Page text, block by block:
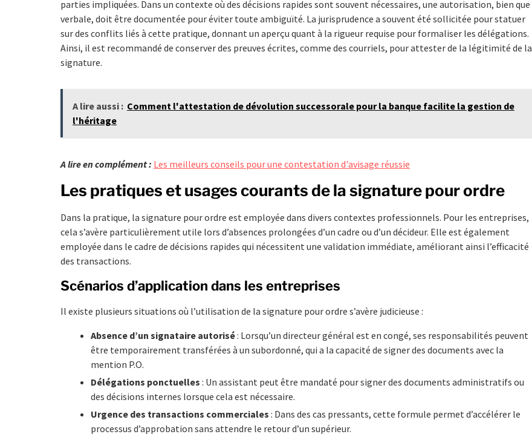
parties impliquées. Dans un contexte où des décisions rapides sont souvent nécessaires, une autorisation, bien que
verbale, doit être documentée pour éviter toute ambiguïté. La jurisprudence a souvent été sollicitée pour statuer
sur des conflits liés à cette pratique, donnant un aperçu quant à la rigueur requise pour formaliser les délégations.
Ainsi, il est recommandé de conserver des preuves écrites, comme des courriels, pour attester de la légitimité de la
signature.
A lire aussi : Comment l'attestation de dévolution successorale pour la banque facilite la gestion de
l'héritage
A lire en complément : Les meilleurs conseils pour une contestation d'avisage réussie
Les pratiques et usages courants de la signature pour ordre
Dans la pratique, la signature pour ordre est employée dans divers contextes professionnels. Pour les entreprises,
cela s’avère particulièrement utile lors d’absences prolongées d’un cadre ou d’un décideur. Elle est également
employée dans le cadre de décisions rapides qui nécessitent une validation immédiate, améliorant ainsi l’efficacité
des transactions.
Scénarios d’application dans les entreprises
Il existe plusieurs situations où l’utilisation de la signature pour ordre s’avère judicieuse :
Absence d’un signataire autorisé: Lorsqu’un directeur général est en congé, ses responsabilités peuvent
être temporairement transférées à un subordonné, qui a la capacité de signer des documents avec la
mention P.O.
Délégations ponctuelles : Un assistant peut être mandaté pour signer des documents administratifs ou
des décisions internes lorsque cela est nécessaire.
Urgence des transactions commerciales : Dans des cas pressants, cette formule permet d’accélérer le
processus d’approbation sans attendre le retour d’un supérieur.